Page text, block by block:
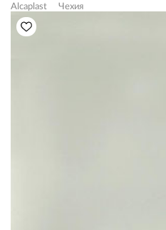
Alcaplast Чехия